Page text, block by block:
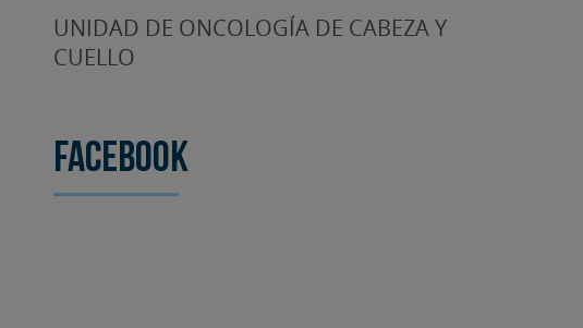
UNIDAD DE ONCOLOGÍA DE CABEZA Y
CUELLO
Facebook